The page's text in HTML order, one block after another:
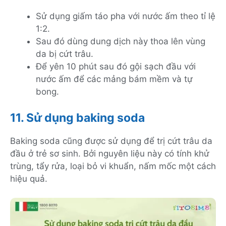
Sử dụng giấm táo pha với nước ấm theo tỉ lệ
1:2.
Sau đó dùng dung dịch này thoa lên vùng
da bị cứt trâu.
Để yên 10 phút sau đó gội sạch đầu với
nước ấm để các mảng bám mềm và tự
bong.
11. Sử dụng baking soda
Baking soda cũng được sử dụng để trị cứt trâu da
đầu ở trẻ sơ sinh. Bởi nguyên liệu này có tính khử
trùng, tẩy rửa, loại bỏ vi khuẩn, nấm mốc một cách
hiệu quả.